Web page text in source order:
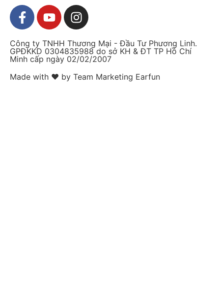
Công ty TNHH Thương Mại - Đầu Tư Phương Linh.
GPĐKKD 0304835988 do sở KH & ĐT TP Hồ Chí
Minh cấp ngày 02/02/2007
Made with ❤ by Team Marketing Earfun